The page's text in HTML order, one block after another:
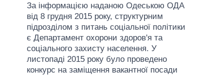
За інформацією наданою Одеською ОДА
від 8 грудня 2015 року, структурним
підрозділом з питань соціальної політики
є Департамент охорони здоров'я та
соціального захисту населення. У
листопаді 2015 року було проведено
конкурс на заміщення вакантної посади